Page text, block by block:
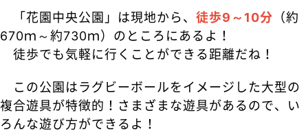
「花園中央公園」は現地から、 徒歩9～10分 （約
670ｍ～約730ｍ）のところにあるよ！
徒歩でも気軽に行くことができる距離だね！
この公園はラグビーボールをイメージした大型の
複合遊具が特徴的！さまざまな遊具があるので、い
ろんな遊び方ができるよ！